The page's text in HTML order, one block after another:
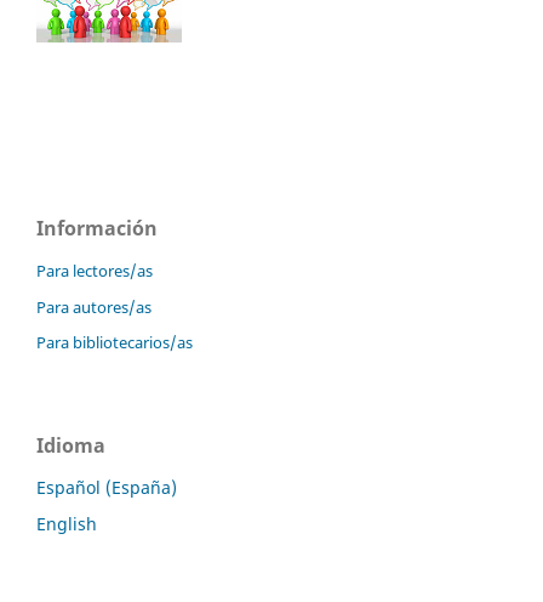
Información
Para lectores/as
Para autores/as
Para bibliotecarios/as
Idioma
Español (España)
English